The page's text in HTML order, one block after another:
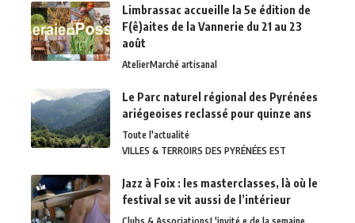
Limbrassac accueille la 5e édition de
F(ê)aites de la Vannerie du 21 au 23
août
AtelierMarché artisanal
Le Parc naturel régional des Pyrénées
ariégeoises reclassé pour quinze ans
Toute l'actualité
VILLES & TERROIRS DES PYRÉNÉES EST
Jazz à Foix : les masterclasses, là où le
festival se vit aussi de l’intérieur